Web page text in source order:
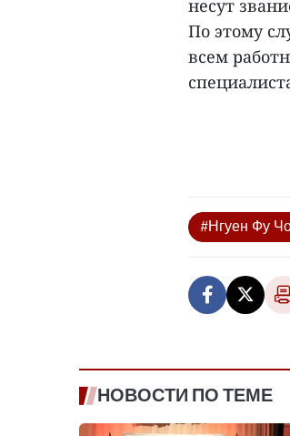
несут
По этому
всем
#Нгуен Фу
НОВОСТИ ПО ТЕМЕ